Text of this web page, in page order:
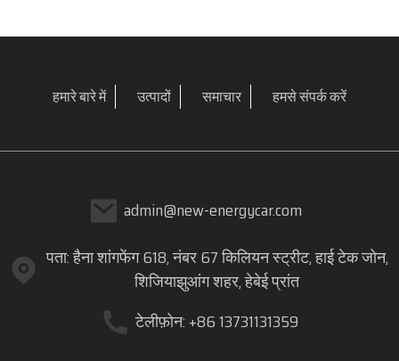
हमारे बारे में उत्पादों समाचार हमसे संपर्क करें
admin@new-energycar.com
पता: हैना शांगफेंग 618, नंबर 67 किलियन स्ट्रीट, हाई टेक जोन,
शिजियाझुआंग शहर, हेबेई प्रांत
टेलीफ़ोन: +86 13731131359